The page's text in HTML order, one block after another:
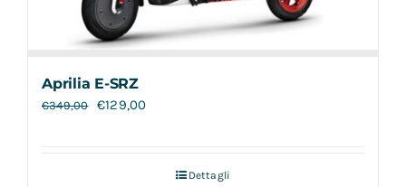
Aprilia E-SRZ
€349,00 €129,00
Dettagli